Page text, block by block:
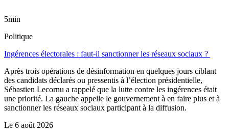
5min
Politique
Ingérences électorales : faut-il sanctionner les réseaux sociaux ?
Après trois opérations de désinformation en quelques jours ciblant
des candidats déclarés ou pressentis à l’élection présidentielle,
Sébastien Lecornu a rappelé que la lutte contre les ingérences était
une priorité. La gauche appelle le gouvernement à en faire plus et à
sanctionner les réseaux sociaux participant à la diffusion.
Le 6 août 2026